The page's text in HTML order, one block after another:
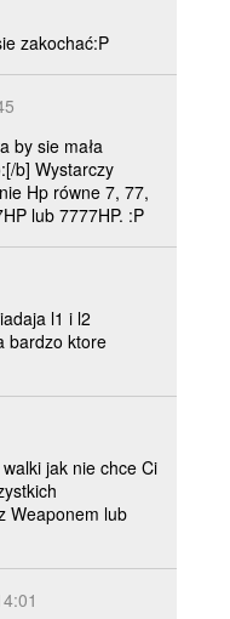
zakochać:P
by sie mała
b] Wystarczy
Hp równe 7, 77,
lub 7777HP. :P
l1 i l2
bardzo ktore
jak nie chce Ci
Weaponem lub